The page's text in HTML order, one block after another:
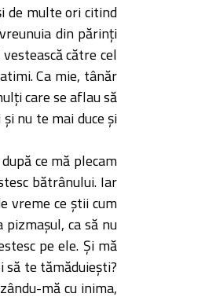
de multe ori citind
din părinţi
către cel
Ca mie, tânăr
care se aflau să
nu te mai duce şi
ce mă plecam
bătrânului. Iar
vreme ce ştii cum
ca să nu
pe ele. Şi mă
să te tămăduieşti?
mă cu inima,